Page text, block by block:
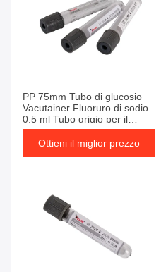
PP 75mm Tubo di glucosio
Vacutainer Fluoruro di sodio
0,5 ml Tubo grigio per il
glucosio
Ottieni il miglior prezzo